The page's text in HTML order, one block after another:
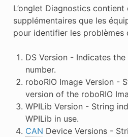
L’onglet Diagnostics contient
supplémentaires que les
pour identifier les problèmes
DS Version - Indicates
number.
roboRIO Image Version -
version of the roboRIO
WPILib Version - String
WPILib in use.
CAN Device Versions -